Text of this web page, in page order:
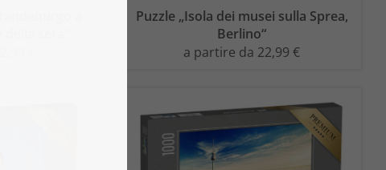
Puzzle „Isola dei musei sulla Sprea,
Berlino“
a partire da 22,99 €